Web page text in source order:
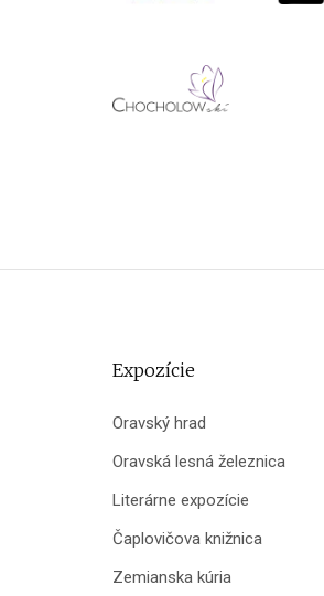
Expozície
Oravský hrad
Oravská lesná železnica
Literárne expozície
Čaplovičova knižnica
Zemianska kúria